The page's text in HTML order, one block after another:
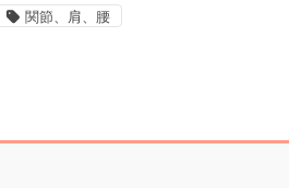
関節、肩、腰